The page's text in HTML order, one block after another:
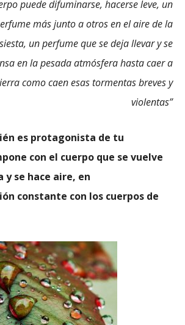
puede difuminarse, hacerse leve, un
más junto a otros en el aire de la
siesta, un perfume que se deja llevar y se
en la pesada atmósfera hasta caer a
como caen esas tormentas breves y
violentas”
es protagonista de tu
con el cuerpo que se vuelve
y se hace aire, en
constante con los cuerpos de